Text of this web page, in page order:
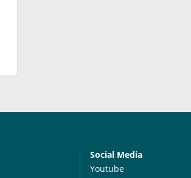
Social Media
Youtube